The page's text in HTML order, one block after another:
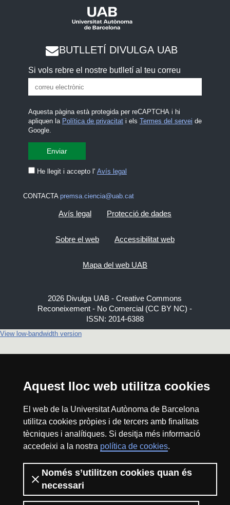
Aquest lloc web utilitza cookies
El web de la Universitat Autònoma de Barcelona
utilitza cookies pròpies i de tercers amb finalitats
tècniques i analítiques. Si desitja més informació
accedeixi a la nostra política de cookies.
Només s’utilitzen cookies quan és
necessari
BUTLLETÍ DIVULGA UAB
Si vols rebre el nostre butlletí al teu correu
Aquesta pàgina està protegida per reCAPTCHA i hi
apliquen la Política de privacitati els Termes del servei de
Google.
He llegit i accepto l' Avís legal
CONTACTA premsa.ciencia@uab.cat
Avís legal Protecció de dades
Sobre el web Accessibilitat web
Mapa del web UAB
2026 Divulga UAB - Creative Commons
Reconeixement - No Comercial (CC BY NC) -
ISSN: 2014-6388
View low-bandwidth version